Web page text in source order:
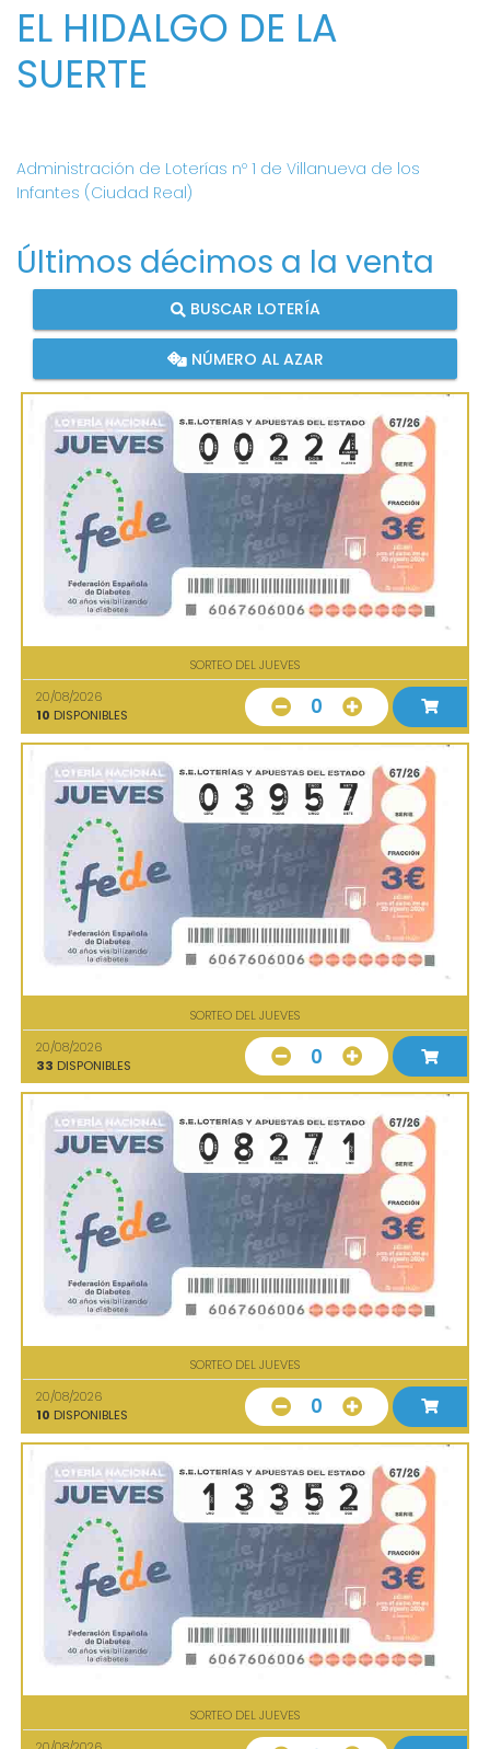
EL HIDALGO DE LA
SUERTE
Administración de Loterías nº 1 de Villanueva de los
Infantes (Ciudad Real)
Últimos décimos a la venta
BUSCAR LOTERÍA
NÚMERO AL AZAR
SORTEO DEL JUEVES
20/08/2026
10 DISPONIBLES 0
SORTEO DEL JUEVES
20/08/2026
33 DISPONIBLES 0
SORTEO DEL JUEVES
20/08/2026
10 DISPONIBLES 0
SORTEO DEL JUEVES